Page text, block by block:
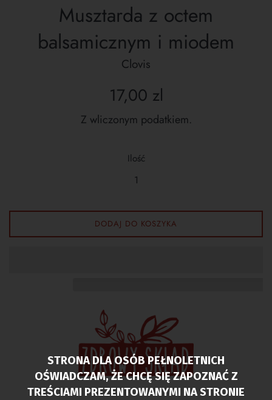
Musztarda z octem
balsamicznym i miodem
Clovis
Cena
regularna
17,00 zl
Z wliczonym podatkiem.
Ilość
DODAJ DO KOSZYKA
STRONA DLA OSÓB PEŁNOLETNICH
OŚWIADCZAM, ŻE CHCĘ SIĘ ZAPOZNAĆ Z
TREŚCIAMI PREZENTOWANYMI NA STRONIE